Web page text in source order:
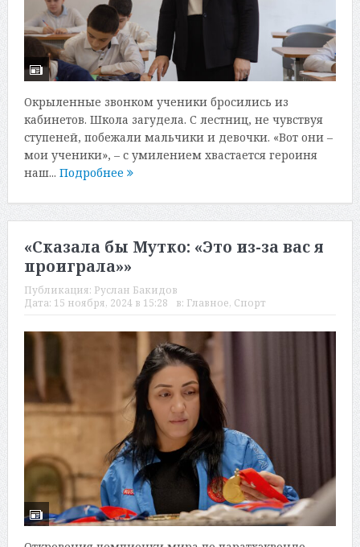
Окрыленные звонком ученики бросились из
кабинетов. Школа загудела. С лестниц, не чувствуя
ступеней, побежали мальчики и девочки. «Вот они –
мои ученики», – с умилением хвастается героиня
наш... Подробнее
«Сказала бы Мутко: «Это из-за вас я
проиграла»»
Публикация: Руслан Бакидов
Дата: 15 ноября, 2024 в 15:28 в: Главное, Спорт